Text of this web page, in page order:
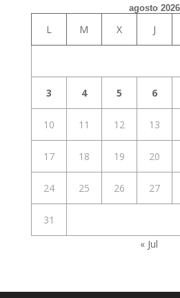
agosto 2026
L M X J
3 4 5 6
10 11 12 13
17 18 19 20
24 25 26 27
31
« Jul